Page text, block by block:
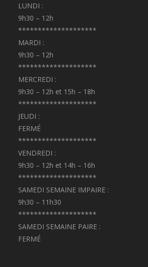
LUNDI :
9h30 – 12h
********************
MARDI :
9h30 – 12h
********************
MERCREDI :
9h30 – 12h et 15h – 18h
********************
JEUDI :
FERMÉ
********************
VENDREDI :
9h30 – 12h et 14h – 16h
********************
SAMEDI SEMAINE IMPAIRE :
9h30 – 11h30
********************
SAMEDI SEMAINE PAIRE :
FERMÉ